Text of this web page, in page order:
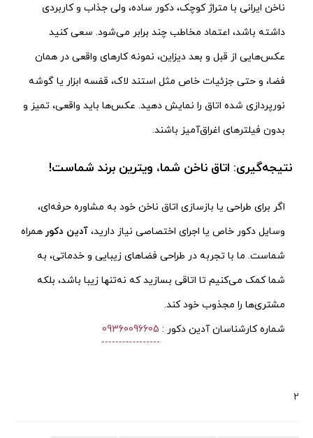
ناخن ایرانی با متراژ کوچک، دکور ساده، ولی جذاب و کاربردی
داشته باشد، اعتماد مخاطب چند برابر می‌شود. سعی کنید
عکس‌هایی از قبل و بعد دیزاین، نمونه کارهای واقعی در همان
فضا، و حتی جزئیات خاص مثل استند لاک، قفسه ابزار یا گوشه
نورپردازی شده اتاق را نمایش دهید. عکس‌ها باید واقعی، تمیز و
بدون فیلترهای اغراق‌آمیز باشند.
نتیجه‌گیری: اتاق ناخن شما، ویترین برند شماست!
اگر برای طراحی یا بازسازی اتاق ناخن خود به مشاوره حرفه‌ای،
وسایل دکور خاص یا اجرای اختصاصی نیاز دارید، آدین دکور همراه
شماست. ما با تجربه در طراحی فضاهای زیبایی و خدماتی، به
شما کمک می‌کنیم تا اتاقی بسازید که نه‌تنها زیبا باشد، بلکه
مشتری‌ها را مجذوب خود کند.
شماره کارشناسان آدین دکور : 09360096605
2